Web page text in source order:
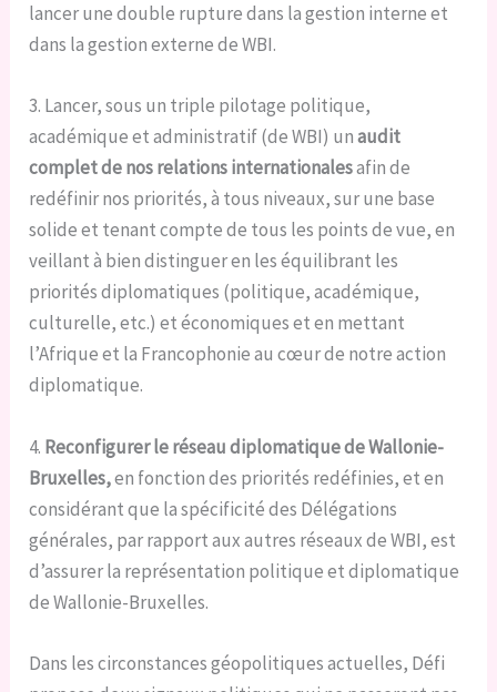
lancer une double rupture dans la gestion interne et
dans la gestion externe de WBI.
3. Lancer, sous un triple pilotage politique,
académique et administratif (de WBI) unaudit
complet de nos relations internationalesafin de
redéfinir nos priorités, à tous niveaux, sur une base
solide et tenant compte de tous les points de vue, en
veillant à bien distinguer en les équilibrant les
priorités diplomatiques (politique, académique,
culturelle, etc.) et économiques et en mettant
l’Afrique et la Francophonie au cœur de notre action
diplomatique.
4. Reconfigurer le réseau diplomatique de Wallonie-
Bruxelles,en fonction des priorités redéfinies, et en
considérant que la spécificité des Délégations
générales, par rapport aux autres réseaux de WBI, est
d’assurer la représentation politique et diplomatique
de Wallonie-Bruxelles.
Dans les circonstances géopolitiques actuelles, Défi